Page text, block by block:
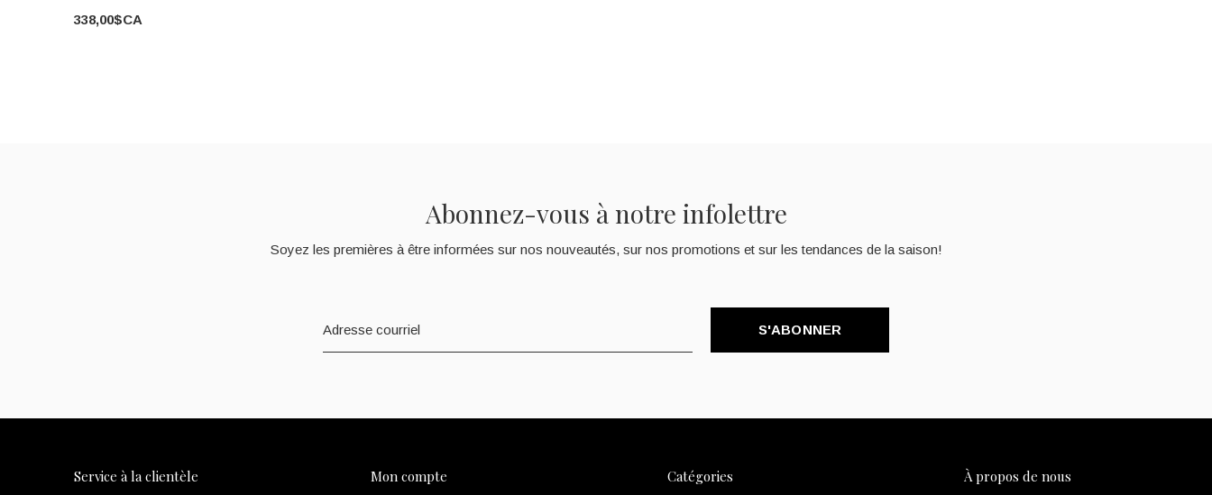
338,00$CA
Abonnez-vous à notre infolettre
Soyez les premières à être informées sur nos nouveautés, sur nos promotions et sur les tendances de la saison!
S'ABONNER
Service à la clientèle Mon compte Catégories À propos de nous